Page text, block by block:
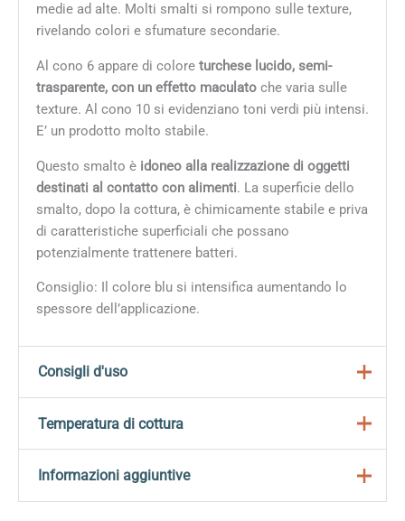
medie ad alte. Molti smalti si rompono sulle texture,
rivelando colori e sfumature secondarie.
Al cono 6 appare di colore turchese lucido, semi-
trasparente, con un effetto maculatoche varia sulle
texture. Al cono 10 si evidenziano toni verdi più intensi.
E’ un prodotto molto stabile.
Questo smalto è idoneo alla realizzazione di oggetti
destinati al contatto con alimenti. La superficie dello
smalto, dopo la cottura, è chimicamente stabile e priva
di caratteristiche superficiali che possano
potenzialmente trattenere batteri.
Consiglio: Il colore blu si intensifica aumentando lo
spessore dell’applicazione.
Consigli d'uso
Gli smalti stoneware Mayco sono formulati per creare
profondità.
Preparazione
Temperatura di cottura
Questo smalto può essere cotto tra 1196°C e 1305°C.
Informazioni aggiuntive